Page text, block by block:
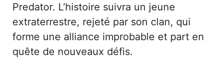
Predator. L’histoire suivra un jeune
extraterrestre, rejeté par son clan, qui
forme une alliance improbable et part en
quête de nouveaux défis.